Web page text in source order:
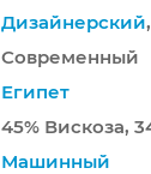
Дизайнерский,
Современный
Египет
45% Вискоза,
Машинный